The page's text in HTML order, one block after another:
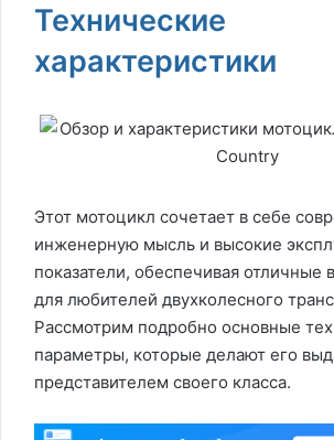
Технические
характеристики
Этот мотоцикл сочетает в себе
инженерную мысль и высокие
показатели, обеспечивая отличные
для любителей двухколесного
Рассмотрим подробно основные
параметры, которые делают его
представителем своего класса.